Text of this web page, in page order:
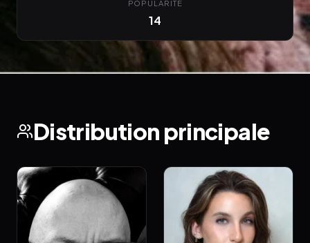
POPULARITÉ
14
Distribution principale